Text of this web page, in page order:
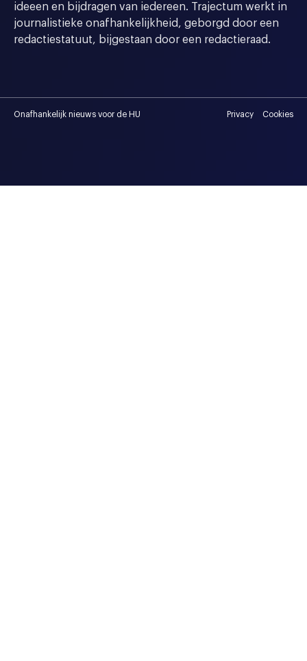
ideeen en bijdragen van iedereen. Trajectum werkt in
journalistieke onafhankelijkheid, geborgd door een
redactiestatuut, bijgestaan door een redactieraad.
Onafhankelijk nieuws voor de HU Privacy Cookies